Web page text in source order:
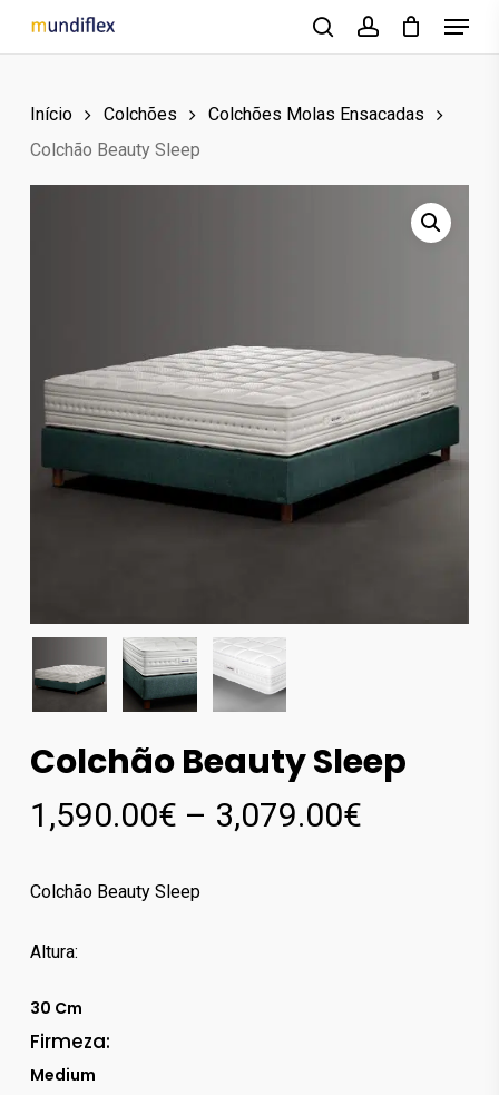
to
content
searchaccount
Menu
Início Colchões
Colchões Molas Ensacadas
Colchão Beauty Sleep
Colchão Beauty Sleep
1,590.00€ – 3,079.00€Price
Colchão Beauty Sleep
Altura:
30 Cm
Firmeza:
Medium